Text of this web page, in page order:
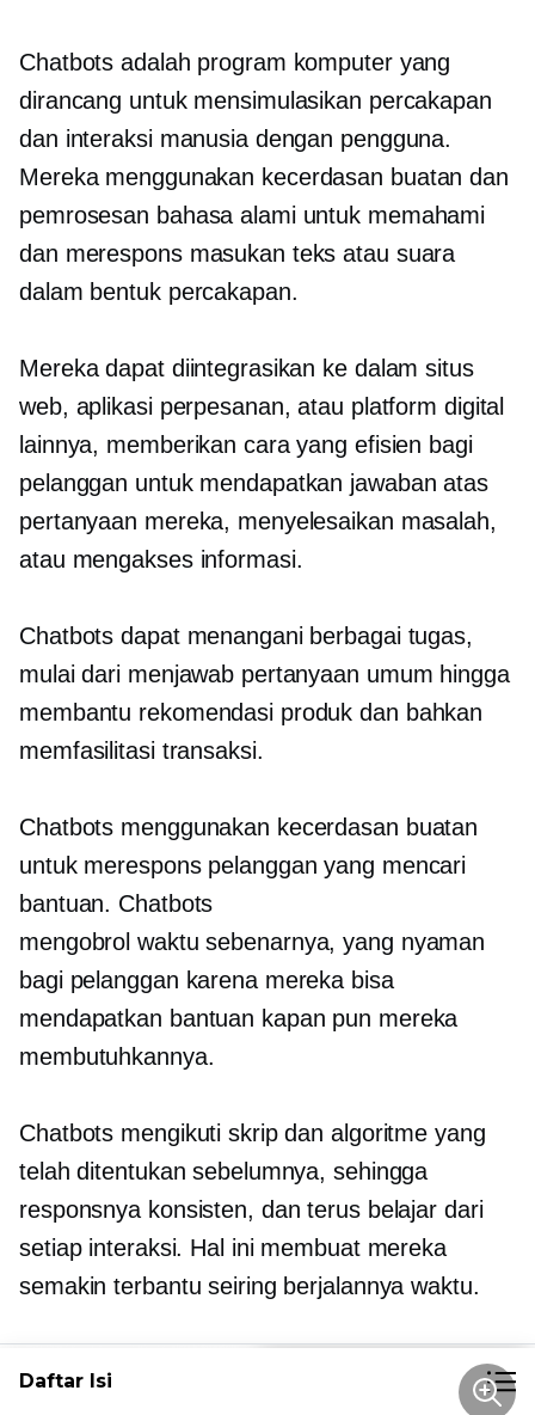
Chatbots adalah program komputer yang
dirancang untuk mensimulasikan percakapan
dan interaksi manusia dengan pengguna.
Mereka menggunakan kecerdasan buatan dan
pemrosesan bahasa alami untuk memahami
dan merespons masukan teks atau suara
dalam bentuk percakapan.
Mereka dapat diintegrasikan ke dalam situs
web, aplikasi perpesanan, atau platform digital
lainnya, memberikan cara yang efisien bagi
pelanggan untuk mendapatkan jawaban atas
pertanyaan mereka, menyelesaikan masalah,
atau mengakses informasi.
Chatbots dapat menangani berbagai tugas,
mulai dari menjawab pertanyaan umum hingga
membantu rekomendasi produk dan bahkan
memfasilitasi transaksi.
Chatbots menggunakan kecerdasan buatan
untuk merespons pelanggan yang mencari
bantuan. Chatbots
mengobrolwaktu sebenarnya, yang nyaman
bagi pelanggan karena mereka bisa
mendapatkan bantuan kapan pun mereka
membutuhkannya.
Chatbots mengikuti skrip dan algoritme yang
telah ditentukan sebelumnya, sehingga
responsnya konsisten, dan terus belajar dari
setiap interaksi. Hal ini membuat mereka
semakin terbantu seiring berjalannya waktu.
Daftar Isi